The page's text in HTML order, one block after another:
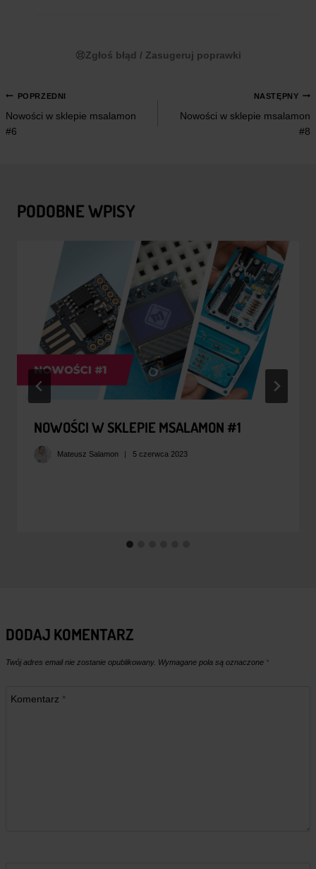
Zgłoś błąd / Zasugeruj poprawki
NAWIGACJA
WPISU
POPRZEDNI
Nowości w sklepie msalamon
#6
NASTĘPNY
Nowości w sklepie msalamon
#8
PODOBNE WPISY
NOWOŚCI W SKLEPIE MSALAMON #1
Mateusz Salamon 5 czerwca 2023
DODAJ KOMENTARZ
Twój adres email nie zostanie opublikowany. Wymagane pola są oznaczone *
Komentarz *